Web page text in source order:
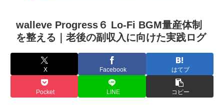
walleve Progress６ Lo-Fi BGM量産体制
を整える｜老後の副収入に向けた実践ログ
X Facebook はてブ
Pocket LINE コピー